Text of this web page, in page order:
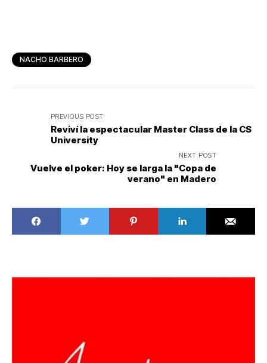
NACHO BARBERO
PREVIOUS POST
Reviví la espectacular Master Class de la CS
University
NEXT POST
Vuelve el poker: Hoy se larga la "Copa de
verano" en Madero